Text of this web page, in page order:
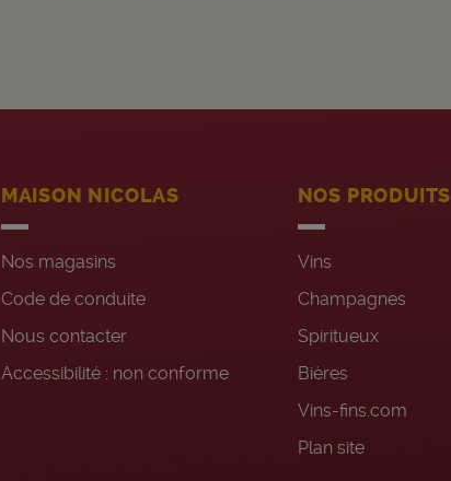
MAISON NICOLAS
Nos magasins
Code de conduite
Nous contacter
Accessibilité : non conforme
NOS PRODUITS
Vins
Champagnes
Spiritueux
Bières
Vins-fins.com
Plan site